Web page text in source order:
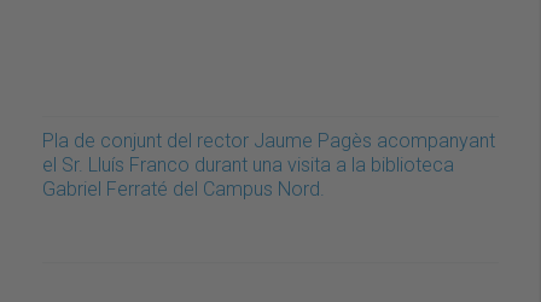
Pla de conjunt del rector Jaume Pagès acompanyant
el Sr. Lluís Franco durant una visita a la biblioteca
Gabriel Ferraté del Campus Nord.